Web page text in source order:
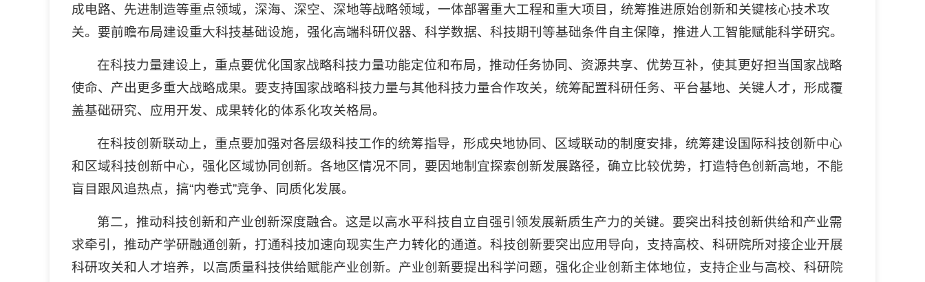
成电路、先进制造等重点领域，深海、深空、深地等战略领域，一体部署重大工程和重大项目，统筹推进原始创新和关键核心技术攻
关。要前瞻布局建设重大科技基础设施，强化高端科研仪器、科学数据、科技期刊等基础条件自主保障，推进人工智能赋能科学研究。
在科技力量建设上，重点要优化国家战略科技力量功能定位和布局，推动任务协同、资源共享、优势互补，使其更好担当国家战略
使命、产出更多重大战略成果。要支持国家战略科技力量与其他科技力量合作攻关，统筹配置科研任务、平台基地、关键人才，形成覆
盖基础研究、应用开发、成果转化的体系化攻关格局。
在科技创新联动上，重点要加强对各层级科技工作的统筹指导，形成央地协同、区域联动的制度安排，统筹建设国际科技创新中心
和区域科技创新中心，强化区域协同创新。各地区情况不同，要因地制宜探索创新发展路径，确立比较优势，打造特色创新高地，不能
盲目跟风追热点，搞“内卷式”竞争、同质化发展。
第二，推动科技创新和产业创新深度融合。这是以高水平科技自立自强引领发展新质生产力的关键。要突出科技创新供给和产业需
求牵引，推动产学研融通创新，打通科技加速向现实生产力转化的通道。科技创新要突出应用导向，支持高校、科研院所对接企业开展
科研攻关和人才培养，以高质量科技供给赋能产业创新。产业创新要提出科学问题，强化企业创新主体地位，支持企业与高校、科研院